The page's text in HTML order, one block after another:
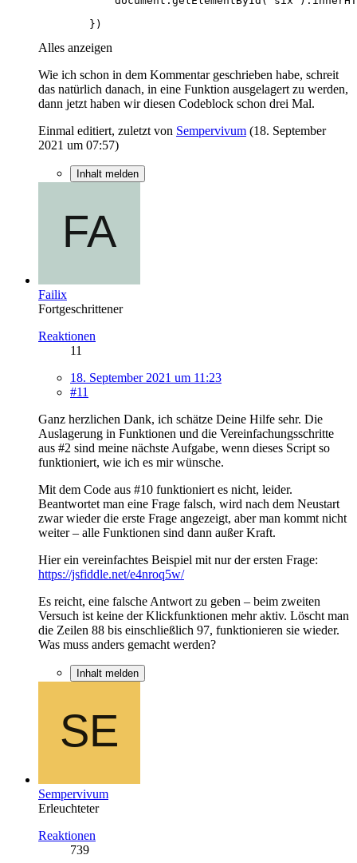
        })
Alles anzeigen
Wie ich schon in dem Kommentar geschrieben habe, schreit
das natürlich danach, in eine Funktion ausgelagert zu werden,
dann jetzt haben wir diesen Codeblock schon drei Mal.
Einmal editiert, zuletzt von Sempervivum (18. September
2021 um 07:57)
Inhalt melden
Failix
Fortgeschrittener
Reaktionen
11
18. September 2021 um 11:23
#11
Ganz herzlichen Dank, ich schätze Deine Hilfe sehr. Die
Auslagerung in Funktionen und die Vereinfachungsschritte
aus #2 sind meine nächste Aufgabe, wenn dieses Script so
funktioniert, wie ich es mir wünsche.
Mit dem Code aus #10 funktioniert es nicht, leider.
Beantwortet man eine Frage falsch, wird nach dem Neustart
zwar wieder die erste Frage angezeigt, aber man kommt nicht
weiter – alle Funktionen sind dann außer Kraft.
Hier ein vereinfachtes Beispiel mit nur der ersten Frage:
https://jsfiddle.net/e4nroq5w/
Es reicht, eine falsche Antwort zu geben – beim zweiten
Versuch ist keine der Klickfunktionen mehr aktiv. Löscht man
die Zeilen 88 bis einschließlich 97, funktionieren sie wieder.
Was muss anders gemacht werden?
Inhalt melden
Sempervivum
Erleuchteter
Reaktionen
739